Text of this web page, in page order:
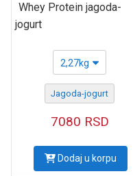
Whey Protein jagoda-
jogurt
2,27kg
Jagoda-jogurt
7080 RSD
Dodaj u korpu